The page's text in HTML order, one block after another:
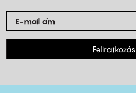
Feliratkozás